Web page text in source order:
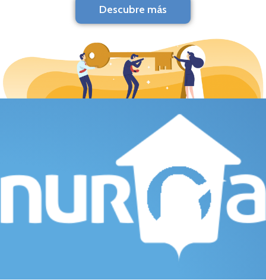
Descubre más